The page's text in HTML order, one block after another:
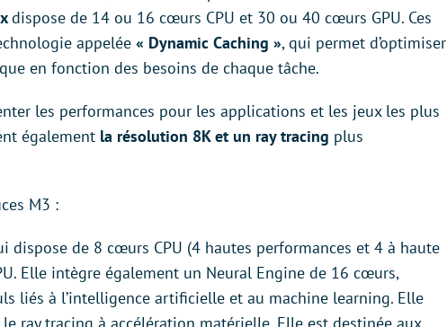
dispose de 14 ou 16 cœurs CPU et 30 ou 40 cœurs GPU. Ces
appelée « Dynamic Caching », qui permet d’optimiser
en fonction des besoins de chaque tâche.
les performances pour les applications et les jeux les plus
également la résolution 8K et un ray tracing plus
M3 :
dispose de 8 cœurs CPU (4 hautes performances et 4 à haute
Elle intègre également un Neural Engine de 16 cœurs,
liés à l’intelligence artificielle et au machine learning. Elle